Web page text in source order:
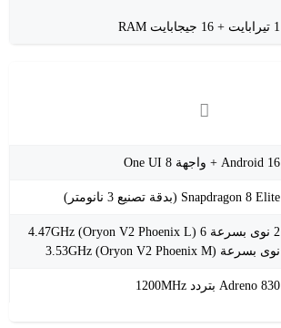
1 تيرابايت + 16 جيجابايت RAM
Android 16 + واجهة One UI 8
Snapdragon 8 Elite (بدقة تصنيع 3 نانومتر)
2 نوى بسرعة 4.47GHz (Oryon V2 Phoenix L) 6
نوى بسرعة 3.53GHz (Oryon V2 Phoenix M)
Adreno 830 بتردد 1200MHz